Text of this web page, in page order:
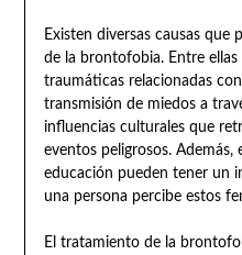
Existen diversas causas
de la brontofobia. Entre
traumáticas relacionadas
transmisión de miedos a
influencias culturales que
eventos peligrosos.
educación pueden tener un
una persona percibe estos
El tratamiento de la